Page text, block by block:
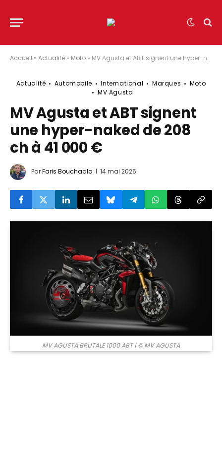
Accueil » Actualité » Moto » MV Agusta et ABT signent une hyper-naked de 208 ch à 41 000 €
Actualité Automobile International Marques
Moto
MV Agusta
MV Agusta et ABT signent
une hyper-naked de 208
ch à 41 000 €
ParFaris Bouchaala 14 mai 2026
MV AGUSTA BRUTALE 1000 ABT| © MV AGUSTA